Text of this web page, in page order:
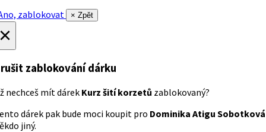
zablokovat
× Zpět
zablokování dárku
nechceš mít dárek Kurz šití korzetů zablokovaný?
dárek pak bude moci koupit pro Dominika Atigu Sobotková
jiný.